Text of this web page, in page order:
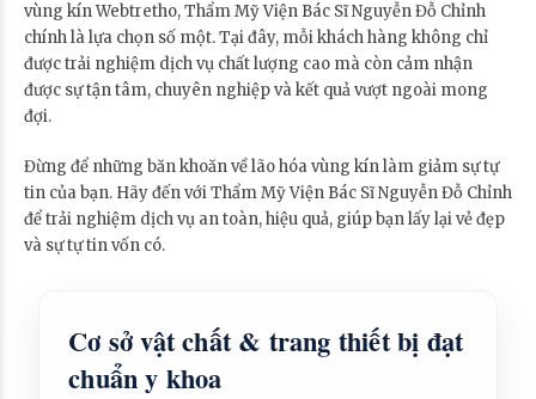
vùng kín Webtretho, Thẩm Mỹ Viện Bác Sĩ Nguyễn Đỗ Chỉnh
chính là lựa chọn số một. Tại đây, mỗi khách hàng không chỉ
được trải nghiệm dịch vụ chất lượng cao mà còn cảm nhận
được sự tận tâm, chuyên nghiệp và kết quả vượt ngoài mong
đợi.
Đừng để những băn khoăn về lão hóa vùng kín làm giảm sự tự
tin của bạn. Hãy đến với Thẩm Mỹ Viện Bác Sĩ Nguyễn Đỗ Chỉnh
để trải nghiệm dịch vụ an toàn, hiệu quả, giúp bạn lấy lại vẻ đẹp
và sự tự tin vốn có.
Cơ sở vật chất & trang thiết bị đạt
chuẩn y khoa